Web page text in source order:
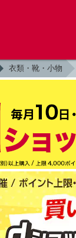
衣類・靴・小物